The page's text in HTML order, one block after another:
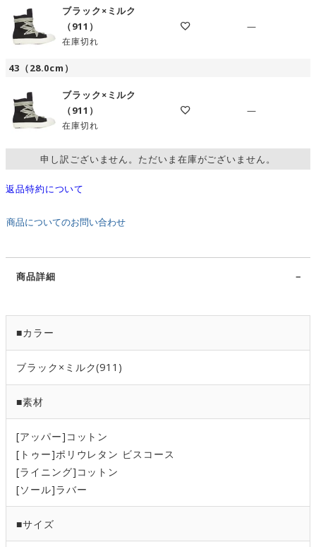
ブラック×ミルク
（911）
在庫切れ
—
43（28.0cm）
ブラック×ミルク
（911）
在庫切れ
—
申し訳ございません。ただいま在庫がございません。
返品特約について
商品についてのお問い合わせ
商品詳細
■カラー
ブラック×ミルク(911)
■素材
[アッパー]コットン
[トゥー]ポリウレタン ビスコース
[ライニング]コットン
[ソール]ラバー
■サイズ